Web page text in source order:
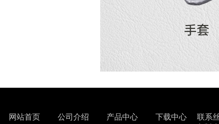
网站首页 公司介绍 产品中心 下载中心
联系